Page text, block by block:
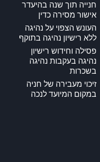
חנייה תוך שנה בהיעדר
אישור מסירה כדין
העונש הצפוי על נהיגה
ללא רישיון נהיגה בתוקף
פסילה וחידוש רישיון
נהיגה בעקבות נהיגה
בשכרות
זיכוי מעבירה של חניה
במקום המיועד לנכה